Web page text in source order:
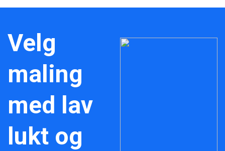
Velg
maling
med lav
lukt og